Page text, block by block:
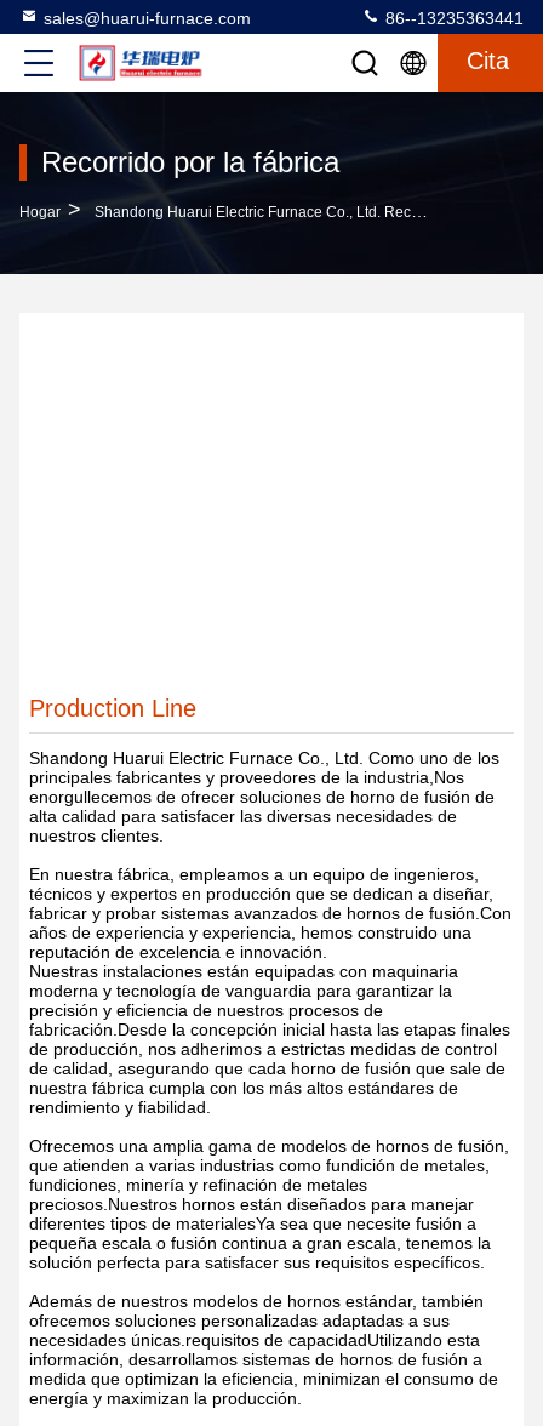
sales@huarui-furnace.com 86--13235363441
Cita
Recorrido por la fábrica
Hogar > Shandong Huarui Electric Furnace Co., Ltd. Recorrido Por La Fábrica
Production Line
Shandong Huarui Electric Furnace Co., Ltd. Como uno de los
principales fabricantes y proveedores de la industria,Nos
enorgullecemos de ofrecer soluciones de horno de fusión de
alta calidad para satisfacer las diversas necesidades de
nuestros clientes.
En nuestra fábrica, empleamos a un equipo de ingenieros,
técnicos y expertos en producción que se dedican a diseñar,
fabricar y probar sistemas avanzados de hornos de fusión.Con
años de experiencia y experiencia, hemos construido una
reputación de excelencia e innovación.
Nuestras instalaciones están equipadas con maquinaria
moderna y tecnología de vanguardia para garantizar la
precisión y eficiencia de nuestros procesos de
fabricación.Desde la concepción inicial hasta las etapas finales
de producción, nos adherimos a estrictas medidas de control
de calidad, asegurando que cada horno de fusión que sale de
nuestra fábrica cumpla con los más altos estándares de
rendimiento y fiabilidad.
Ofrecemos una amplia gama de modelos de hornos de fusión,
que atienden a varias industrias como fundición de metales,
fundiciones, minería y refinación de metales
preciosos.Nuestros hornos están diseñados para manejar
diferentes tipos de materialesYa sea que necesite fusión a
pequeña escala o fusión continua a gran escala, tenemos la
solución perfecta para satisfacer sus requisitos específicos.
Además de nuestros modelos de hornos estándar, también
ofrecemos soluciones personalizadas adaptadas a sus
necesidades únicas.requisitos de capacidadUtilizando esta
información, desarrollamos sistemas de hornos de fusión a
medida que optimizan la eficiencia, minimizan el consumo de
energía y maximizan la producción.